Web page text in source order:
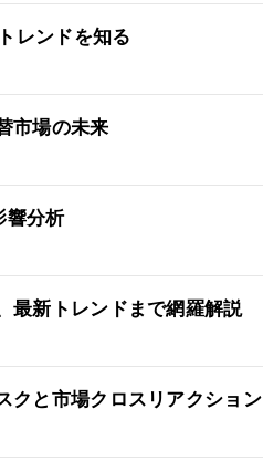
レンドを知る
市場の未来
響分析
最新トレンドまで網羅解説
クと市場クロスリアクション